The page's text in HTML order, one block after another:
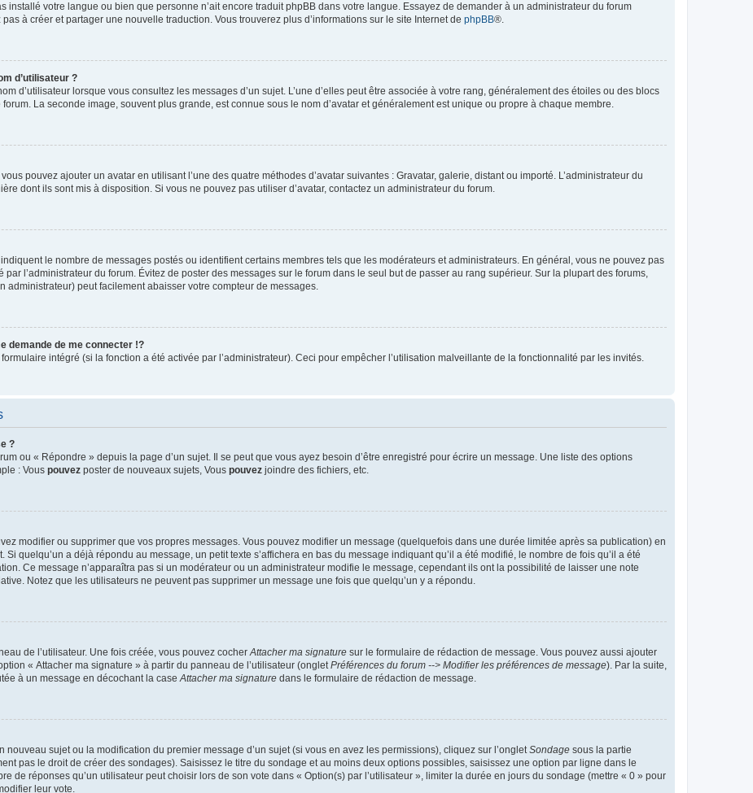
installé votre langue ou bien que personne n’ait encore traduit phpBB dans votre langue. Essayez de demander à un administrateur du forum
à créer et partager une nouvelle traduction. Vous trouverez plus d’informations sur le site Internet de phpBB®.
d’utilisateur ?
d’utilisateur lorsque vous consultez les messages d’un sujet. L’une d’elles peut être associée à votre rang, généralement des étoiles ou des blocs
La seconde image, souvent plus grande, est connue sous le nom d’avatar et généralement est unique ou propre à chaque membre.
pouvez ajouter un avatar en utilisant l’une des quatre méthodes d’avatar suivantes : Gravatar, galerie, distant ou importé. L’administrateur du
dont ils sont mis à disposition. Si vous ne pouvez pas utiliser d’avatar, contactez un administrateur du forum.
le nombre de messages postés ou identifient certains membres tels que les modérateurs et administrateurs. En général, vous ne pouvez pas
par l’administrateur du forum. Évitez de poster des messages sur le forum dans le seul but de passer au rang supérieur. Sur la plupart des forums,
administrateur) peut facilement abaisser votre compteur de messages.
demande de me connecter !?
intégré (si la fonction a été activée par l’administrateur). Ceci pour empêcher l’utilisation malveillante de la fonctionnalité par les invités.
?
ou « Répondre » depuis la page d’un sujet. Il se peut que vous ayez besoin d’être enregistré pour écrire un message. Une liste des options
: Vous pouvez poster de nouveaux sujets, Vous pouvez joindre des fichiers, etc.
modifier ou supprimer que vos propres messages. Vous pouvez modifier un message (quelquefois dans une durée limitée après sa publication) en
quelqu’un a déjà répondu au message, un petit texte s’affichera en bas du message indiquant qu’il a été modifié, le nombre de fois qu’il a été
Ce message n’apparaîtra pas si un modérateur ou un administrateur modifie le message, cependant ils ont la possibilité de laisser une note
Notez que les utilisateurs ne peuvent pas supprimer un message une fois que quelqu’un y a répondu.
de l’utilisateur. Une fois créée, vous pouvez cocherAttacher ma signature sur le formulaire de rédaction de message. Vous pouvez aussi ajouter
« Attacher ma signature » à partir du panneau de l’utilisateur (ongletPréférences du forum --> Modifier les préférences de message). Par la suite,
à un message en décochant la caseAttacher ma signature dans le formulaire de rédaction de message.
nouveau sujet ou la modification du premier message d’un sujet (si vous en avez les permissions), cliquez sur l’ongletSondage sous la partie
pas le droit de créer des sondages). Saisissez le titre du sondage et au moins deux options possibles, saisissez une option par ligne dans le
de réponses qu’un utilisateur peut choisir lors de son vote dans « Option(s) par l’utilisateur », limiter la durée en jours du sondage (mettre « 0 » pour
leur vote.